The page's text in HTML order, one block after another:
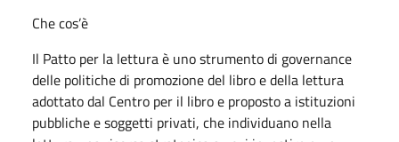
Che cos’è
Il Patto per la lettura è uno strumento di governance
delle politiche di promozione del libro e della lettura
adottato dal Centro per il libro e proposto a istituzioni
pubbliche e soggetti privati, che individuano nella